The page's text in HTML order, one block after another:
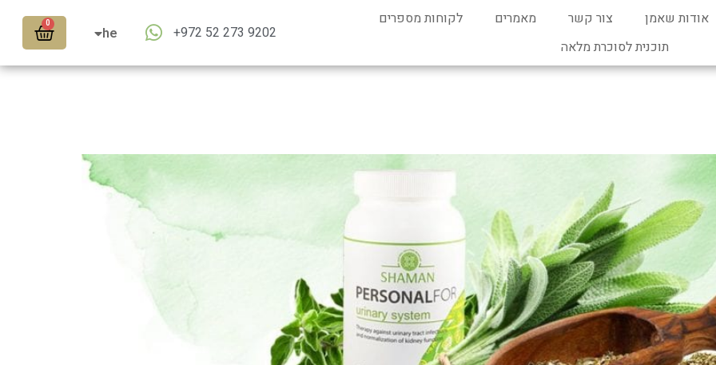
אודות שאמן צור קשר מאמרים
לקוחות מספרים
תוכנית לסוכרת מלאה
+972 52 273 9202
he
ar
0